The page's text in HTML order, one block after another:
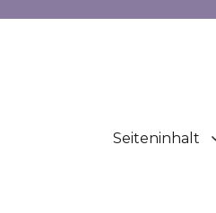
Seiteninhalt